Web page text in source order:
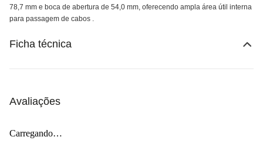
78,7 mm e boca de abertura de 54,0 mm, oferecendo ampla área útil interna
para passagem de cabos .
Ficha técnica
Avaliações
Carregando…